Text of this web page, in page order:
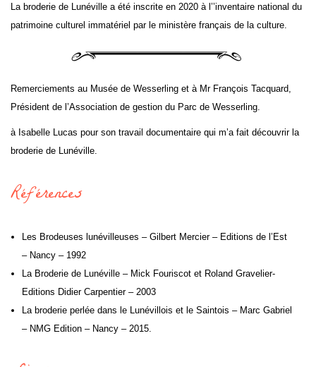
La broderie de Lunéville a été inscrite en 2020 à l’’inventaire national du
patrimoine culturel immatériel par le ministère français de la culture.
Remerciements au Musée de Wesserling et à Mr François Tacquard,
Président de l’Association de gestion du Parc de Wesserling.
à Isabelle Lucas pour son travail documentaire qui m’a fait découvrir la
broderie de Lunéville.
Références
Les Brodeuses lunévilleuses – Gilbert Mercier – Editions de l’Est
– Nancy – 1992
La Broderie de Lunéville – Mick Fouriscot et Roland Gravelier-
Editions Didier Carpentier – 2003
La broderie perlée dans le Lunévillois et le Saintois – Marc Gabriel
– NMG Edition – Nancy – 2015.